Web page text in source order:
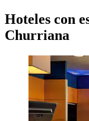
Hoteles con
Churriana